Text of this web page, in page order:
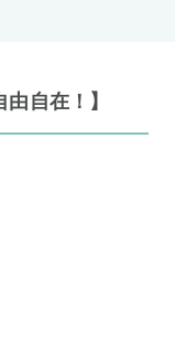
自在！】